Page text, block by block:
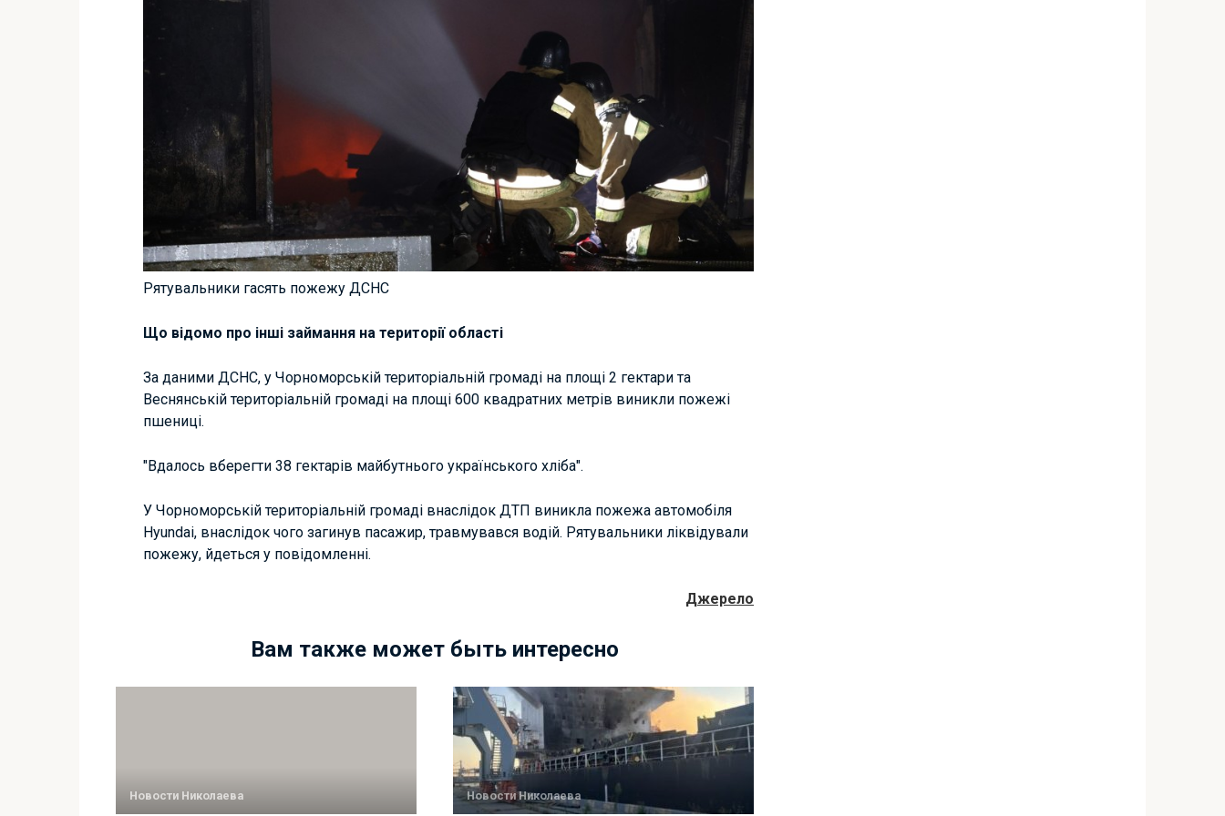
Рятувальники гасять пожежу ДСНС
Що відомо про інші займання на території області
За даними ДСНС, у Чорноморській територіальній громаді на площі 2 гектари та
Веснянській територіальній громаді на площі 600 квадратних метрів виникли пожежі
пшениці.
"Вдалось вберегти 38 гектарів майбутнього українського хліба".
У Чорноморській територіальній громаді внаслідок ДТП виникла пожежа автомобіля
Hyundai, внаслідок чого загинув пасажир, травмувався водій. Рятувальники ліквідували
пожежу, йдеться у повідомленні.
Джерело
Вам также может быть интересно
Новости Николаева Новости Николаева